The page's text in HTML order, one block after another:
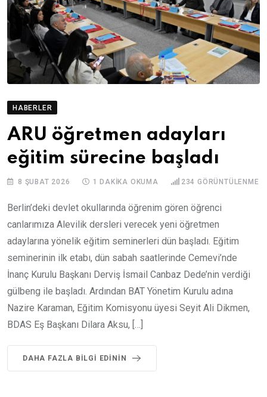
HABERLER
ARU öğretmen adayları
eğitim sürecine başladı
8 ŞUBAT 2026 1 DAKIKA OKUMA 234 GÖRÜNTÜLENME
Berlin’deki devlet okullarında öğrenim gören öğrenci
canlarımıza Alevilik dersleri verecek yeni öğretmen
adaylarına yönelik eğitim seminerleri dün başladı. Eğitim
seminerinin ilk etabı, dün sabah saatlerinde Cemevi’nde
İnanç Kurulu Başkanı Derviş İsmail Canbaz Dede’nin verdiği
gülbeng ile başladı. Ardından BAT Yönetim Kurulu adına
Nazire Karaman, Eğitim Komisyonu üyesi Seyit Ali Dikmen,
BDAS Eş Başkanı Dilara Aksu, […]
DAHA FAZLA BILGI EDININ